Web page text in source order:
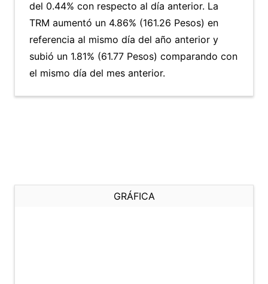
del 0.44% con respecto al día anterior. La
TRM aumentó un 4.86% (161.26 Pesos) en
referencia al mismo día del año anterior y
subió un 1.81% (61.77 Pesos) comparando con
el mismo día del mes anterior.
GRÁFICA